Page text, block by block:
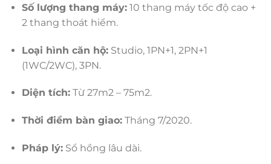
Số lượng thang máy:10 thang máy tốc độ cao +
2 thang thoát hiểm.
Loại hình căn hộ:Studio, 1PN+1, 2PN+1
(1WC/2WC), 3PN.
Diện tích:Từ 27m2 – 75m2.
Thời điểm bàn giao:Tháng 7/2020.
Pháp lý:Sổ hồng lâu dài.